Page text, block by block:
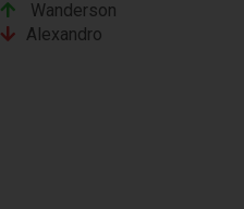
Wanderson
Alexandro